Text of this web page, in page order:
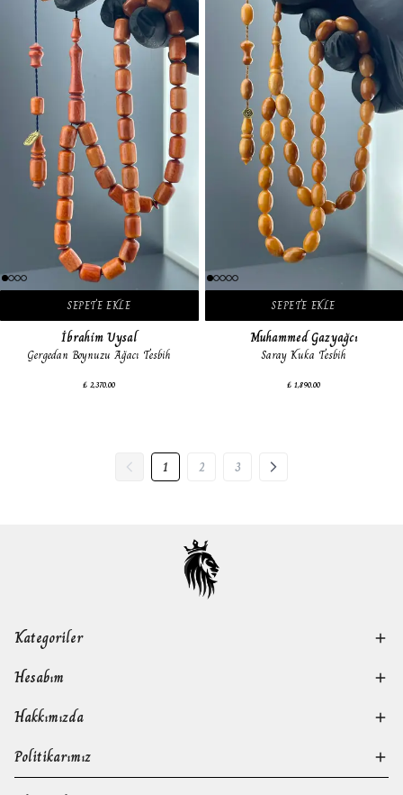
SEPETE EKLE
İbrahim Uysal
Gergedan Boynuzu Ağacı Tesbih
₺ 2,370.00
SEPETE EKLE
Muhammed Gazyağcı
Saray Kuka Tesbih
₺ 1,890.00
1 2 3
Kategoriler
Hesabım
Hakkımızda
Politikarımız